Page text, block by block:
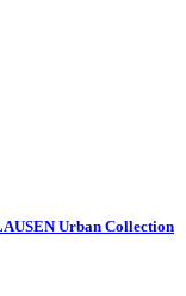
Urban Collection